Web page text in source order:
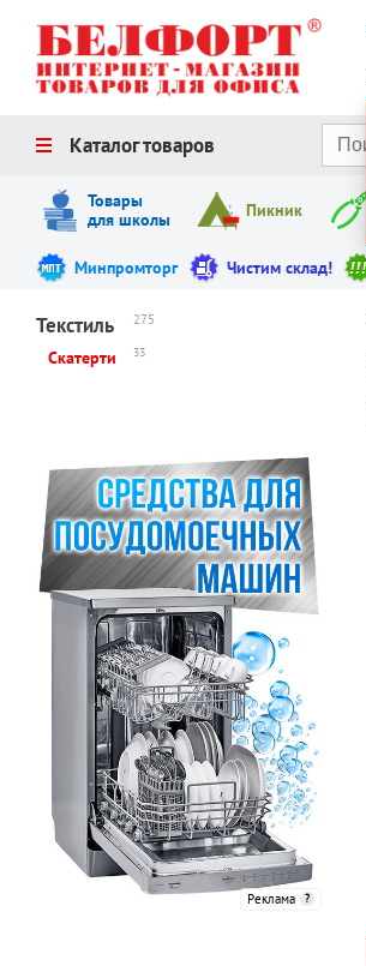
Каталог товаров
Товары
для школы
Пикник
Минпромторг Чистим склад!
Текстиль 275
Скатерти 33
Реклама